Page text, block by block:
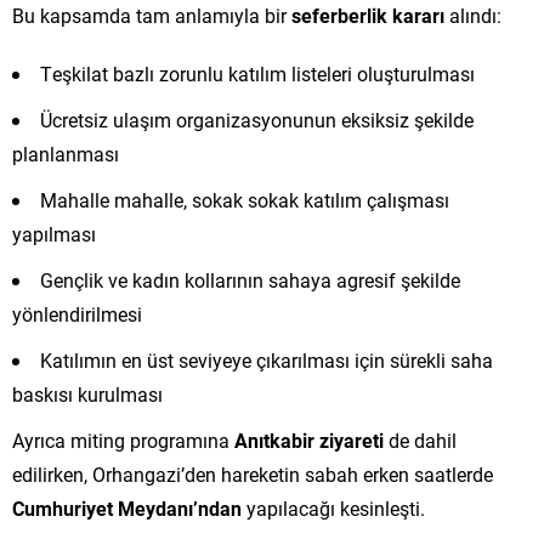
Bu kapsamda tam anlamıyla birseferberlik kararı alındı:
Teşkilat bazlı zorunlu katılım listeleri oluşturulması
Ücretsiz ulaşım organizasyonunun eksiksiz şekilde
planlanması
Mahalle mahalle, sokak sokak katılım çalışması
yapılması
Gençlik ve kadın kollarının sahaya agresif şekilde
yönlendirilmesi
Katılımın en üst seviyeye çıkarılması için sürekli saha
baskısı kurulması
Ayrıca miting programına Anıtkabir ziyaretide dahil
edilirken, Orhangazi’den hareketin sabah erken saatlerde
Cumhuriyet Meydanı’ndanyapılacağı kesinleşti.